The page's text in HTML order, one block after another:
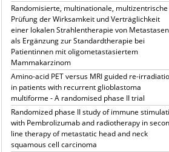
Randomisierte, multinationale, multizentrische
Prüfung der Wirksamkeit und Verträglichkeit
einer lokalen Strahlentherapie von Metastasen
als Ergänzung zur Standardtherapie bei
Patientinnen mit oligometastasiertem
Mammakarzinom
Amino-acid PET versus MRI guided re-
in patients with recurrent glioblastoma
multiforme - A randomised phase II trial
Randomized phase II study of immune
with Pembrolizumab and radiotherapy in
line therapy of metastatic head and neck
squamous cell carcinoma